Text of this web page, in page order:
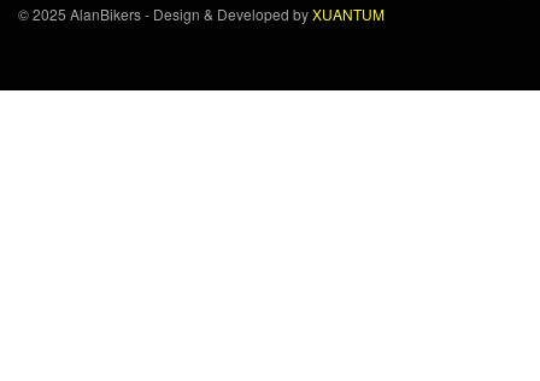
© 2025 AlanBikers - Design & Developed byXUANTUM